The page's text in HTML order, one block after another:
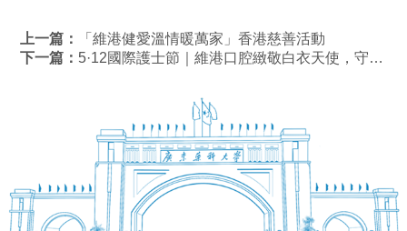
上一篇：
「維港健愛溫情暖萬家」香港慈善活動
下一篇： 5·12國際護士節｜維港口腔緻敬白衣天使，守護口腔健康！